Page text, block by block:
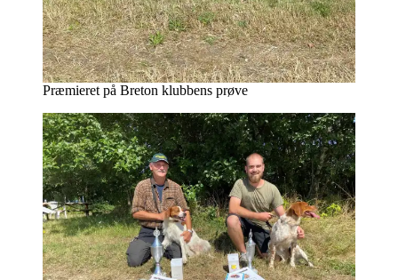
Præmieret på Breton klubbens prøve